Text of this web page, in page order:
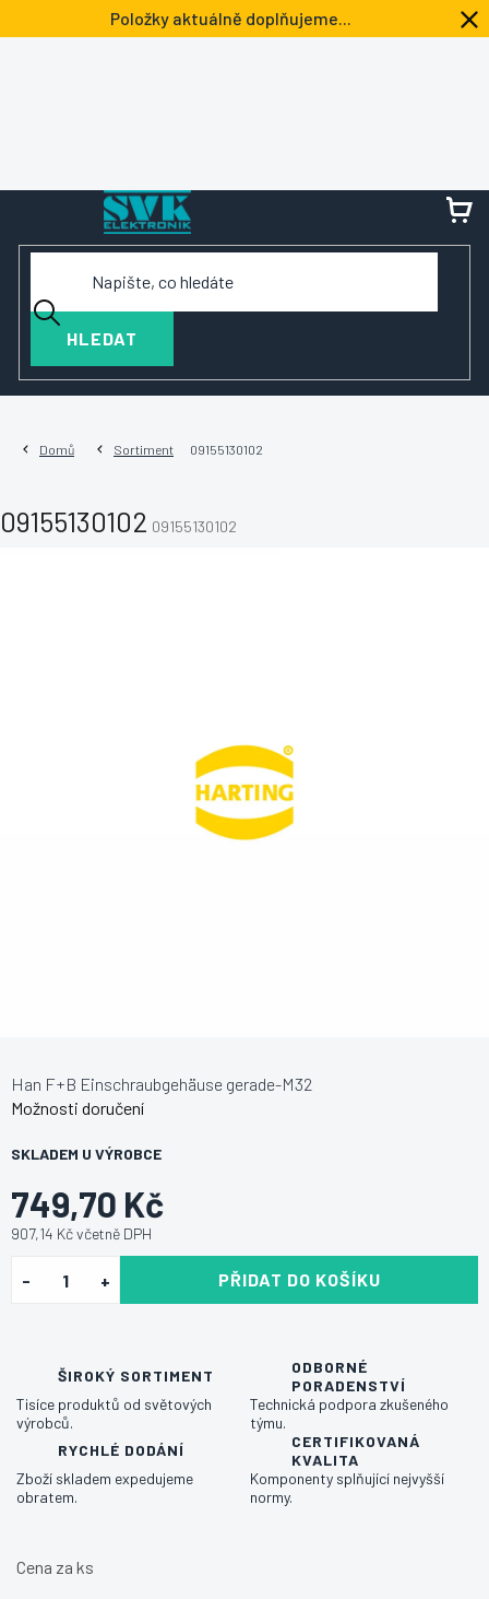
na
Položky aktuálně doplňujeme...
HLEDAT
Domů Sortiment 09155130102
09155130102 09155130102
749,70 Kč
907,14 Kč včetně DPH
SKLADEM U VÝROBCE
Možnosti doručení
PŘIDAT DO KOŠÍKU
Han F+B Einschraubgehäuse gerade-M32
ŠIROKÝ SORTIMENT
Tisíce produktů od světových
výrobců.
ODBORNÉ
PORADENSTVÍ
Technická podpora zkušeného
týmu.
RYCHLÉ DODÁNÍ
Zboží skladem expedujeme
obratem.
CERTIFIKOVANÁ
KVALITA
Komponenty splňující nejvyšší
normy.
Cena za ks